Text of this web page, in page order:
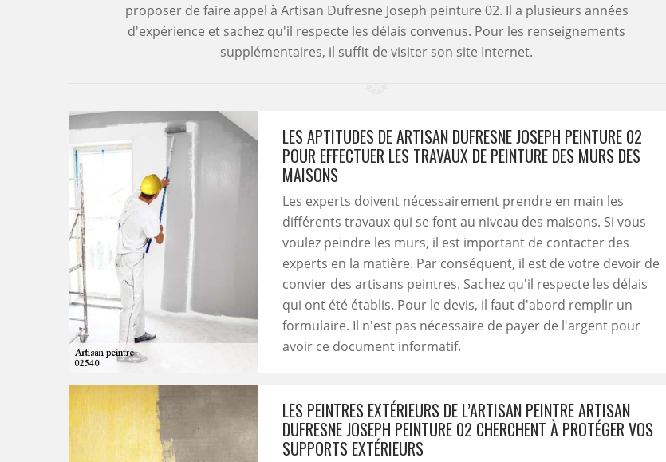
proposer de faire appel à Artisan Dufresne Joseph peinture 02. Il a plusieurs années
d'expérience et sachez qu'il respecte les délais convenus. Pour les renseignements
supplémentaires, il suffit de visiter son site Internet.
LES APTITUDES DE ARTISAN DUFRESNE JOSEPH PEINTURE 02
POUR EFFECTUER LES TRAVAUX DE PEINTURE DES MURS DES
MAISONS
Les experts doivent nécessairement prendre en main les
différents travaux qui se font au niveau des maisons. Si vous
voulez peindre les murs, il est important de contacter des
experts en la matière. Par conséquent, il est de votre devoir de
convier des artisans peintres. Sachez qu'il respecte les délais
qui ont été établis. Pour le devis, il faut d'abord remplir un
formulaire. Il n'est pas nécessaire de payer de l'argent pour
avoir ce document informatif.
LES PEINTRES EXTÉRIEURS DE L’ARTISAN PEINTRE ARTISAN
DUFRESNE JOSEPH PEINTURE 02 CHERCHENT À PROTÉGER VOS
SUPPORTS EXTÉRIEURS